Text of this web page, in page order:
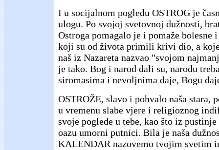
I u socijalnom pogledu OSTROG je
ulogu. Po svojoj svetovnoj dužnosti,
Ostroga pomagalo je i pomaže bolesne
koji su od života primili krivi dio, a
naš iz Nazareta nazvao "svojom
je tako. Bog i narod dali su, narodu
siromasima i nevoljnima daje, Bogu
OSTROŽE, slavo i pohvalo naša stara,
u vremenu slabe vjere i religioznog
svoje poglede u tebe, kao što iz
oazu umorni putnici. Bila je naša
KALENDAR nazovemo tvojim svetim